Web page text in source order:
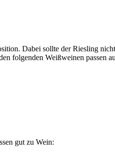
Dabei sollte der Riesling
folgenden Weißweinen passen
gut zu Wein: